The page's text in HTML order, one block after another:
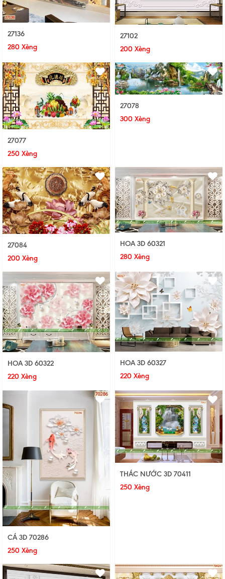
27136
280 Xèng
27102
200 Xèng
27077
250 Xèng
27078
300 Xèng
27084
200 Xèng
HOA 3D 60321
280 Xèng
HOA 3D 60322
220 Xèng
HOA 3D 60327
220 Xèng
CÁ 3D 70286
250 Xèng
THÁC NƯỚC 3D 70411
250 Xèng